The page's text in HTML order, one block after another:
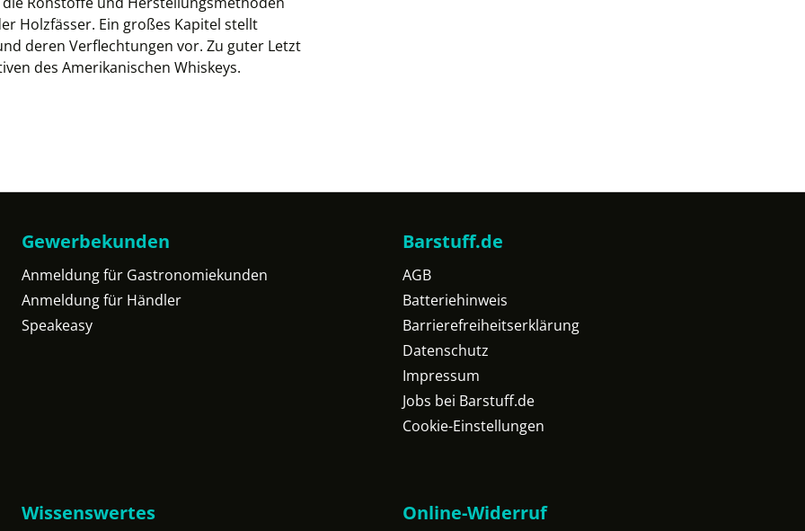
Holzfässer. Ein großes Kapitel stellt
deren Verflechtungen vor. Zu guter Letzt
des Amerikanischen Whiskeys.
Gewerbekunden
Anmeldung für Gastronomiekunden
Anmeldung für Händler
Speakeasy
Barstuff.de
AGB
Batteriehinweis
Barrierefreiheitserklärung
Datenschutz
Impressum
Jobs bei Barstuff.de
Cookie-Einstellungen
Wissenswertes Online-Widerruf